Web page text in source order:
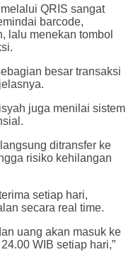
QRIS sangat
barcode,
lalu menekan tombol
besar transaksi
juga menilai sistem
ditransfer ke
risiko kehilangan
setiap hari,
secara real time.
uang akan masuk ke
WIB setiap hari,”